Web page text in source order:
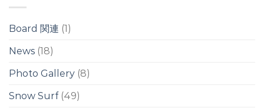
ウ
ェ
は
台
風
号
影
は
Board 関連 (1)
News (18)
Photo Gallery (8)
Snow Surf(49)